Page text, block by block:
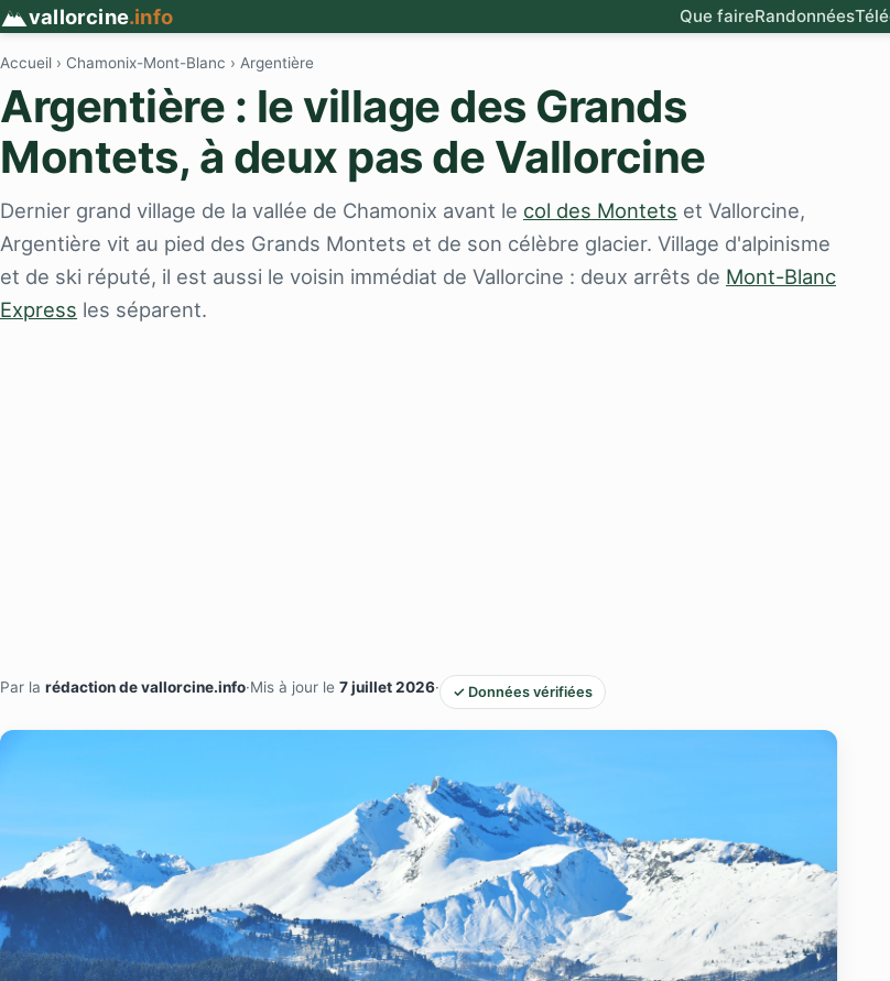
vallorcine.info Que faireRandonnées
Accueil › Chamonix-Mont-Blanc › Argentière
Argentière : le village des Grands
Montets, à deux pas de Vallorcine
Dernier grand village de la vallée de Chamonix avant le col des Montets et Vallorcine,
Argentière vit au pied des Grands Montets et de son célèbre glacier. Village d'alpinisme
et de ski réputé, il est aussi le voisin immédiat de Vallorcine : deux arrêts de Mont-Blanc
Express les séparent.
Par la rédaction de vallorcine.info·Mis à jour le 7 juillet 2026· ✓ Données vérifiées